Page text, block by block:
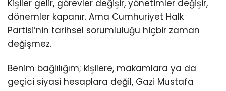
Kişiler gelir, görevler değişir, yönetimler değişir,
dönemler kapanır. Ama Cumhuriyet Halk
Partisi’nin tarihsel sorumluluğu hiçbir zaman
değişmez.
Benim bağlılığım; kişilere, makamlara ya da
geçici siyasi hesaplara değil, Gazi Mustafa